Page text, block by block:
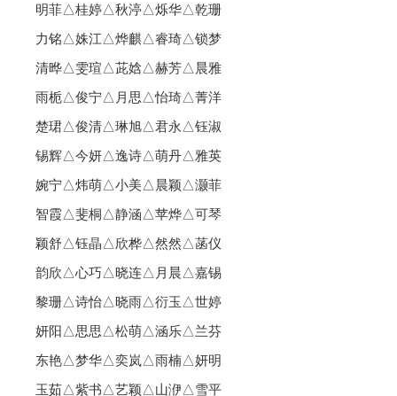
明菲△桂婷△秋渟△烁华△乾珊
力铭△姝江△烨麒△睿琦△锁梦
清晔△雯瑄△茈娢△赫芳△晨雅
雨栀△俊宁△月思△怡琦△菁洋
楚珺△俊清△琳旭△君永△钰淑
锡辉△今妍△逸诗△萌丹△雅英
婉宁△炜萌△小美△晨颖△灏菲
智霞△斐桐△静涵△苹烨△可琴
颖舒△钰晶△欣桦△然然△菡仪
韵欣△心巧△晓连△月晨△嘉锡
黎珊△诗怡△晓雨△衍玉△世婷
妍阳△思思△松萌△涵乐△兰芬
东艳△梦华△奕岚△雨楠△妍明
玉茹△紫书△艺颖△山洢△雪平